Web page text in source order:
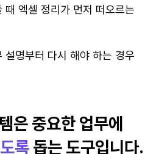
때 엑셀 정리가 먼저 떠오르는
설명부터 다시 해야 하는 경우
은 중요한 업무에
록 돕는 도구입니다.